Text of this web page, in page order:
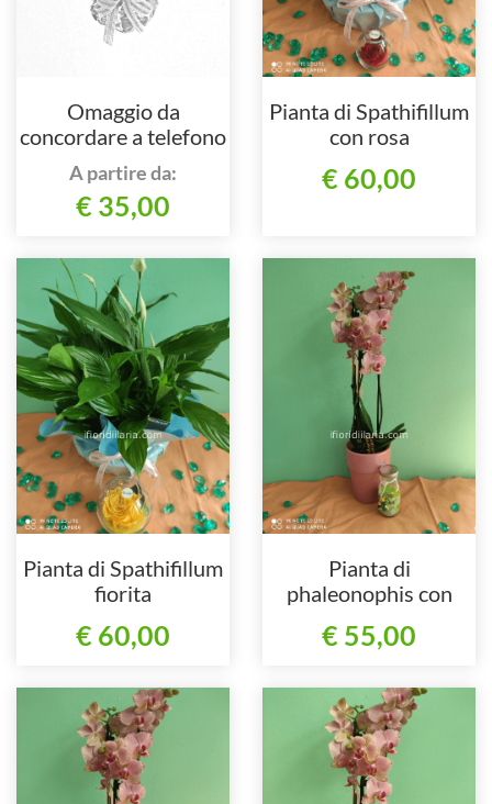
Omaggio da
concordare a telefono
al nostro numero
A partire da:
€ 35,00
Pianta di Spathifillum
con rosa
€ 60,00
Pianta di Spathifillum
fiorita
€ 60,00
Pianta di
phaleonophis con
€ 55,00